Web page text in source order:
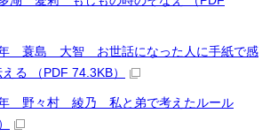
年 蓑島 大智 お世話になった人に手紙で感
る （PDF 74.3KB）
年 野々村 綾乃 私と弟で考えたルール